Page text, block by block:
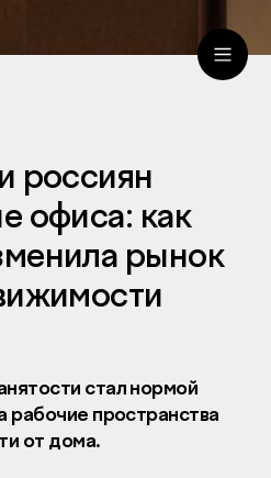
россиян
офиса: как
рынок
стал нормой
рабочие пространства
от дома.